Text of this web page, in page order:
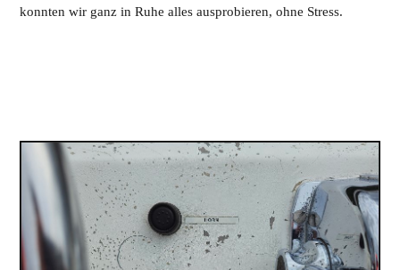
konnten wir ganz in Ruhe alles ausprobieren, ohne Stress.